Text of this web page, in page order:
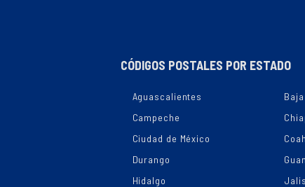
CÓDIGOS POSTALES POR ESTADO
Aguascalientes
Campeche
Ciudad de México
Durango
Hidalgo